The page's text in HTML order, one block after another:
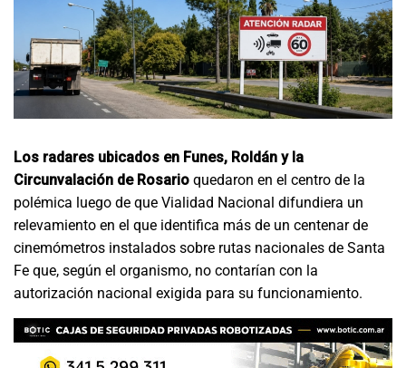
Los radares ubicados en Funes, Roldán y la
Circunvalación de Rosario quedaron en el centro de la
polémica luego de que Vialidad Nacional difundiera un
relevamiento en el que identifica más de un centenar de
cinemómetros instalados sobre rutas nacionales de Santa
Fe que, según el organismo, no contarían con la
autorización nacional exigida para su funcionamiento.